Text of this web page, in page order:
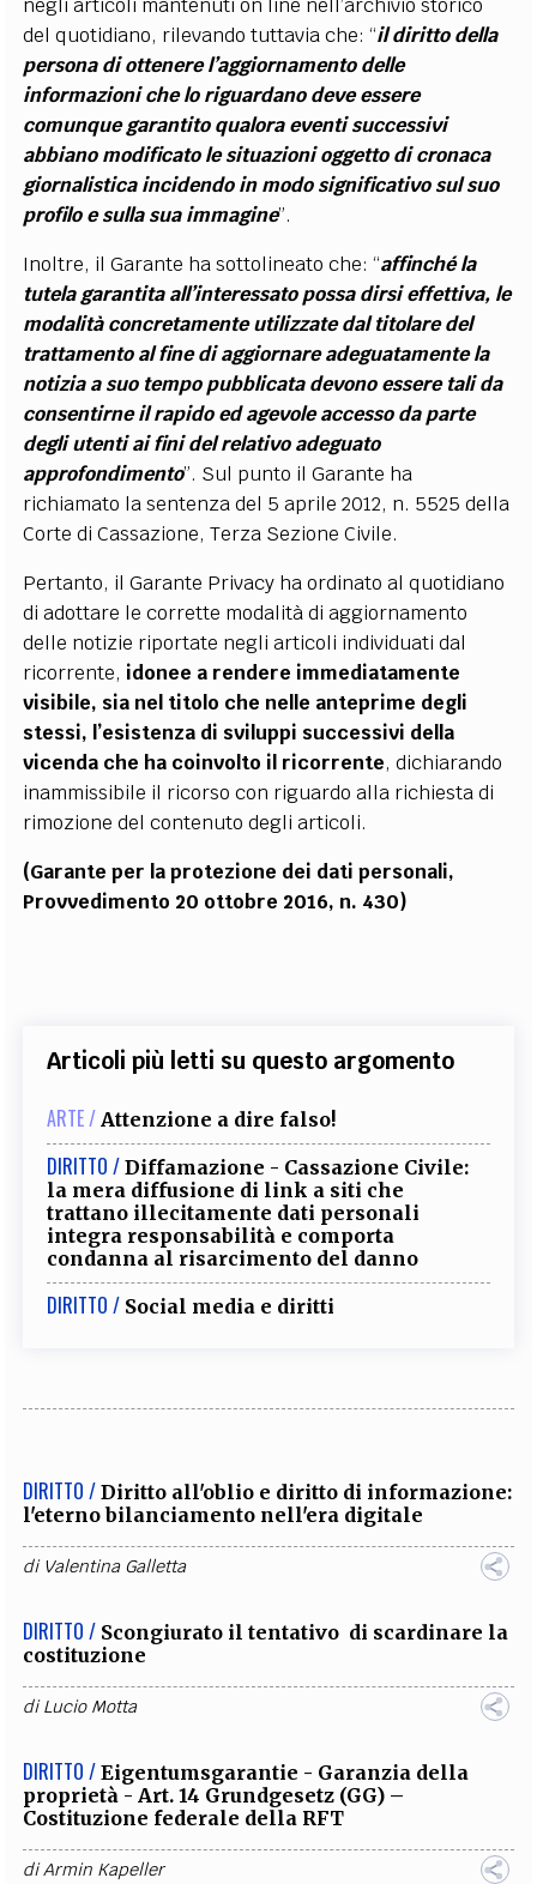
negli articoli mantenuti on line nell’archivio storico
del quotidiano, rilevando tuttavia che: “il diritto della
persona di ottenere l’aggiornamento delle
informazioni che lo riguardano deve essere
comunque garantito qualora eventi successivi
abbiano modificato le situazioni oggetto di cronaca
giornalistica incidendo in modo significativo sul suo
profilo e sulla sua immagine”.
Inoltre, il Garante ha sottolineato che: “affinché la
tutela garantita all’interessato possa dirsi effettiva, le
modalità concretamente utilizzate dal titolare del
trattamento al fine di aggiornare adeguatamente la
notizia a suo tempo pubblicata devono essere tali da
consentirne il rapido ed agevole accesso da parte
degli utenti ai fini del relativo adeguato
approfondimento”. Sul punto il Garante ha
richiamato la sentenza del 5 aprile 2012, n. 5525 della
Corte di Cassazione, Terza Sezione Civile.
Pertanto, il Garante Privacy ha ordinato al quotidiano
di adottare le corrette modalità di aggiornamento
delle notizie riportate negli articoli individuati dal
ricorrente, idonee a rendere immediatamente
visibile, sia nel titolo che nelle anteprime degli
stessi, l’esistenza di sviluppi successivi della
vicenda che ha coinvolto il ricorrente, dichiarando
inammissibile il ricorso con riguardo alla richiesta di
rimozione del contenuto degli articoli.
(Garante per la protezione dei dati personali,
Provvedimento 20 ottobre 2016, n. 430)
Articoli più letti su questo argomento
ARTE / Attenzione a dire falso!
DIRITTO / Diffamazione - Cassazione Civile:
la mera diffusione di link a siti che
trattano illecitamente dati personali
integra responsabilità e comporta
condanna al risarcimento del danno
DIRITTO / Social media e diritti
DIRITTO / Diritto all'oblio e diritto di informazione:
l'eterno bilanciamento nell'era digitale
di Valentina Galletta
DIRITTO / Scongiurato il tentativo di scardinare la
costituzione
diLucio Motta
DIRITTO / Eigentumsgarantie - Garanzia della
proprietà - Art. 14 Grundgesetz (GG) –
Costituzione federale della RFT
diArmin Kapeller